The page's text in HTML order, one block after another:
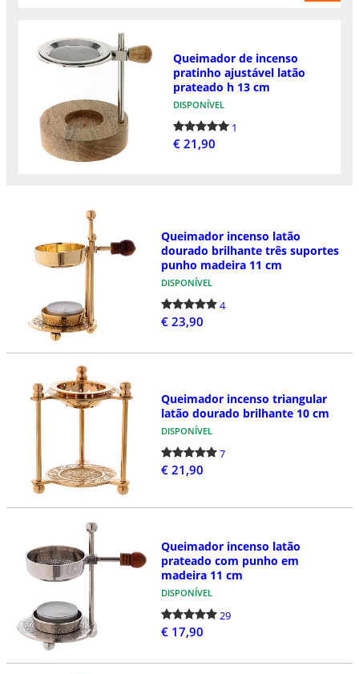
Queimador de incenso
pratinho ajustável latão
prateado h 13 cm
DISPONÍVEL
1
€ 21,90
Queimador incenso latão
dourado brilhante três suportes
punho madeira 11 cm
DISPONÍVEL
4
€ 23,90
Queimador incenso triangular
latão dourado brilhante 10 cm
DISPONÍVEL
7
€ 21,90
Queimador incenso latão
prateado com punho em
madeira 11 cm
DISPONÍVEL
29
€ 17,90